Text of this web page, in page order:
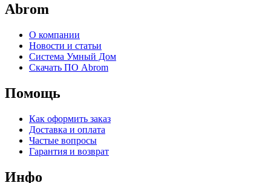
Abrom
О компании
Новости и статьи
Система Умный Дом
Скачать ПО Abrom
Помощь
Как оформить заказ
Доставка и оплата
Частые вопросы
Гарантия и возврат
Инфо